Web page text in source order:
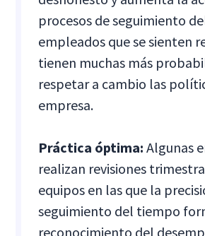
procesos de seguimiento
empleados que se sienten
tienen muchas más
respetar a cambio las
empresa.
Práctica óptima:Algunas
realizan revisiones
equipos en las que la
seguimiento del tiempo
reconocimiento del